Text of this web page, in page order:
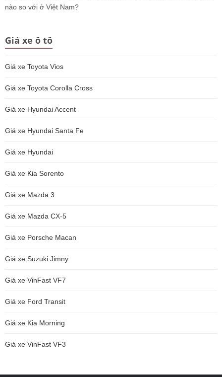
nào so với ở Việt Nam?
Giá xe ô tô
Giá xe Toyota Vios
Giá xe Toyota Corolla Cross
Giá xe Hyundai Accent
Giá xe Hyundai Santa Fe
Giá xe Hyundai
Giá xe Kia Sorento
Giá xe Mazda 3
Giá xe Mazda CX-5
Giá xe Porsche Macan
Giá xe Suzuki Jimny
Giá xe VinFast VF7
Giá xe Ford Transit
Giá xe Kia Morning
Giá xe VinFast VF3